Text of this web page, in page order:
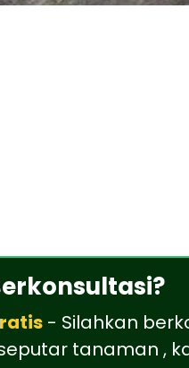
- Silahkan
tanaman ,